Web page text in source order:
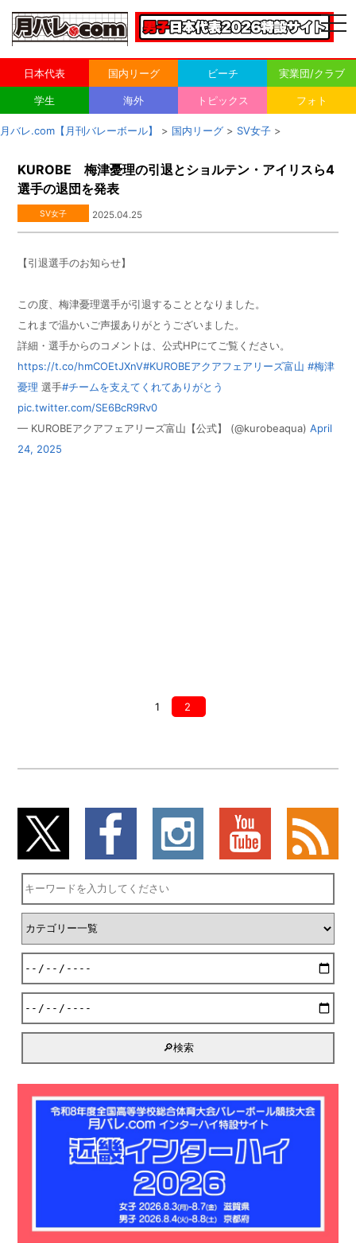
日本代表 国内リーグ ビーチ 実業団/クラブ
学生 海外 トピックス フォト
月バレ.com【月刊バレーボール】 > 国内リーグ > SV女子 >
KUROBE 梅津憂理の引退とショルテン・アイリスら4
選手の退団を発表
SV女子 2025.04.25
【引退選手のお知らせ】
この度、梅津憂理選手が引退することとなりました。
これまで温かいご声援ありがとうございました。
詳細・選手からのコメントは、公式HPにてご覧ください。
https://t.co/hmCOEtJXnV#KUROBEアクアフェアリーズ富山 #梅津
憂理 選手#チームを支えてくれてありがとう
pic.twitter.com/SE6BcR9Rv0
— KUROBEアクアフェアリーズ富山【公式】 (@kurobeaqua)April
24, 2025
1 2